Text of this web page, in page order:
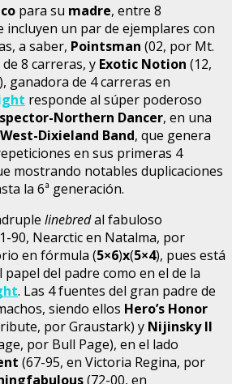
para su madre, entre 8
incluyen un par de ejemplares con
a saber, Pointsman (02, por Mt.
8 carreras, y Exotic Notion (12,
ganadora de 4 carreras en
responde al súper poderoso
Northern Dancer, en una
Dixieland Band, que genera
en sus primeras 4
mostrando notables duplicaciones
la 6ª generación.
linebredal fabuloso
90, Nearctic en Natalma, por
en fórmula (5×6)x(5×4), pues está
del padre como en el de la
. Las 4 fuentes del gran padre de
siendo ellos Hero’s Honor
por Graustark) y Nijinsky II
por Bull Page), en el lado
(67-95, en Victoria Regina, por
(72-00, en